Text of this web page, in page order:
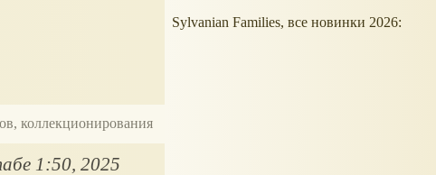
коллекционирования
1:50, 2025
Sylvanian Families, все новинки 2026: